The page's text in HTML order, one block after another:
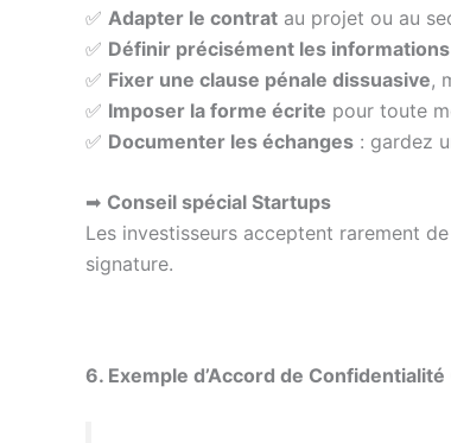
✅ Adapter le contrat au projet ou au
✅ Définir précisément les
✅ Fixer une clause pénale dissuasive,
✅ Imposer la forme écrite pour toute
✅ Documenter les échanges : gardez
➡ Conseil spécial Startups
Les investisseurs acceptent rarement
signature.
6. Exemple d’Accord de